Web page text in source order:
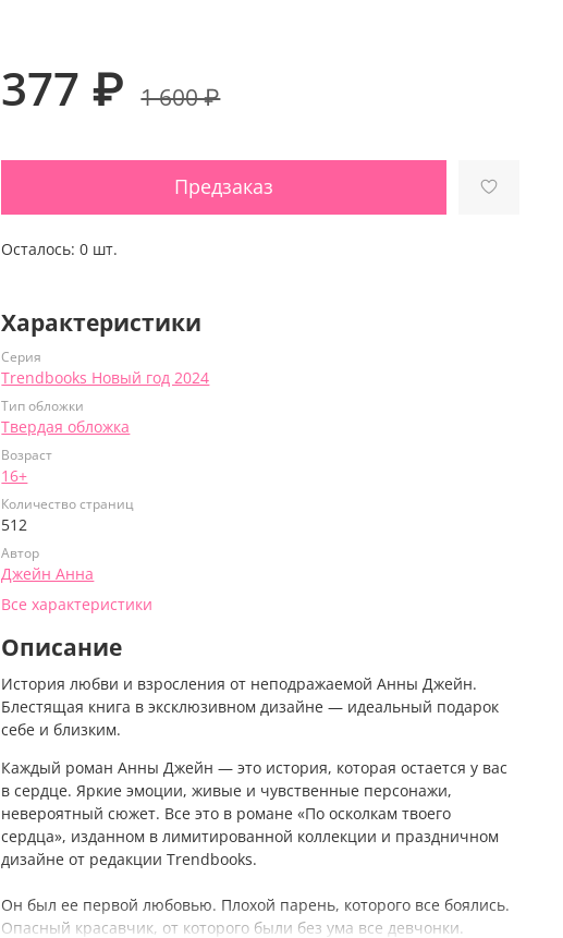
377 ₽ 1 600 ₽
Предзаказ
Осталось:0 шт.
Характеристики
Серия
Trendbooks Новый год 2024
Тип обложки
Твердая обложка
Возраст
16+
Количество страниц
512
Автор
Джейн Анна
Все характеристики
Описание
История любви и взросления от неподражаемой Анны Джейн.
Блестящая книга в эксклюзивном дизайне — идеальный подарок
себе и близким.
Каждый роман Анны Джейн — это история, которая остается у вас
в сердце. Яркие эмоции, живые и чувственные персонажи,
невероятный сюжет. Все это в романе«По осколкам твоего
сердца», изданном в лимитированной коллекции и праздничном
дизайне от редакцииTrendbooks.
Он был ее первой любовью. Плохой парень, которого все боялись.
Опасный красавчик, от которого были без ума все девчонки.